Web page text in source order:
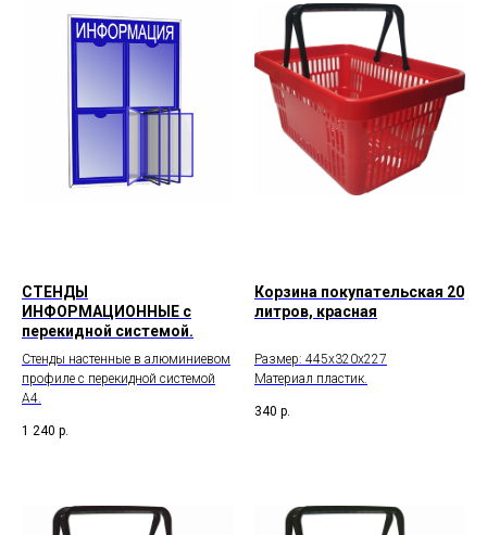
СТЕНДЫ
ИНФОРМАЦИОННЫЕ с
перекидной системой.
Стенды настенные в алюминиевом
профиле с перекидной системой
А4.
1 240 р.
Корзина покупательская 20
литров, красная
Размер: 445х320х227
Материал пластик.
340 р.